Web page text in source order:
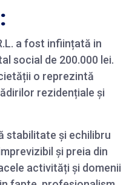
a fost inființată in
social de 200.000 lei.
o reprezintă
rezidențiale și
stabilitate și echilibru
și preia din
activități și domenii